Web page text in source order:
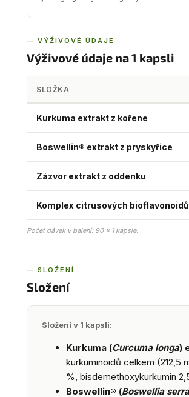
— VÝŽIVOVÉ ÚDAJE
Výživové údaje na 1 kapsli
SLOŽKA
Kurkuma extrakt z kořene
Boswellin® extrakt z pryskyřice
Zázvor extrakt z oddenku
Komplex citrusových bioflavonoidů
Počet dávek v balení: 90 × 1 kapsle.
— SLOŽENÍ
Složení
Složení v 1 kapsli:
Kurkuma (Curcuma longa)
kurkuminoidů celkem (212,5
%, bisdemethoxykurkumin
Boswellin® (Boswellia